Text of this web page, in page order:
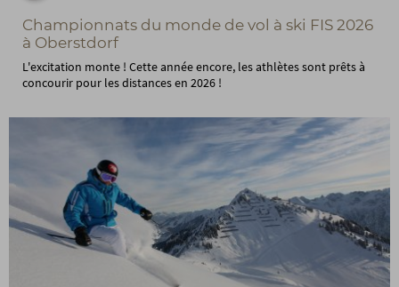
Championnats du monde de vol à ski FIS 2026
à Oberstdorf
L'excitation monte ! Cette année encore, les athlètes sont prêts à
concourir pour les distances en 2026 !